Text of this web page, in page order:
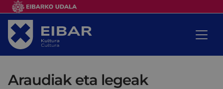
Araudiak eta legeak